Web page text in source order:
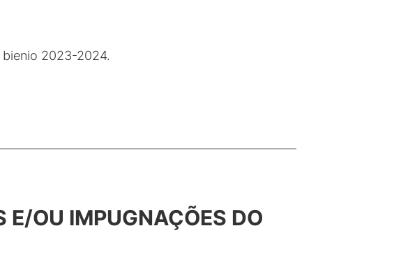
bienio 2023-2024.
E/OU IMPUGNAÇÕES DO